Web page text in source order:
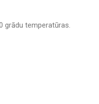
grādu temperatūras.